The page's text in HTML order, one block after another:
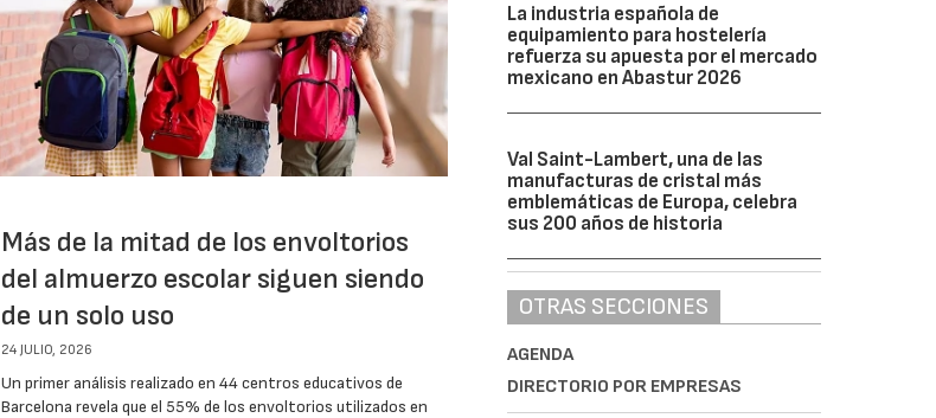
Más de la mitad de los envoltorios
del almuerzo escolar siguen siendo
de un solo uso
24 JULIO, 2026
Un primer análisis realizado en 44 centros educativos de
Barcelona revela que el 55% de los envoltorios utilizados en
La industria española de
equipamiento para hostelería
refuerza su apuesta por el mercado
mexicano en Abastur 2026
Val Saint-Lambert, una de las
manufacturas de cristal más
emblemáticas de Europa, celebra
sus 200 años de historia
OTRAS SECCIONES
AGENDA
DIRECTORIO POR EMPRESAS